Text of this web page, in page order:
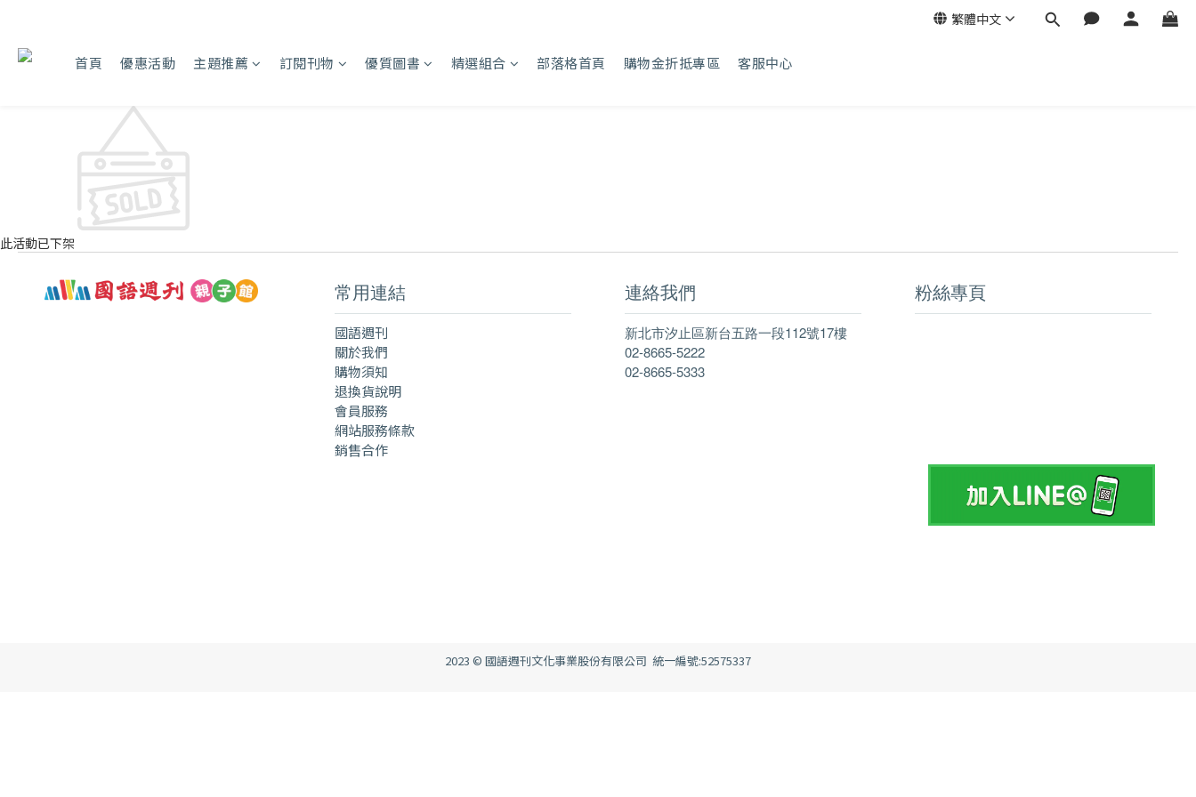
繁體中文
首頁 優惠活動 主題推薦 訂閱刊物 優質圖書 精選組合 部落格首頁 購物金折抵專區 客服中心
此活動已下架
常用連結
國語週刊
關於我們
購物須知
退換貨說明
會員服務
網站服務條款
銷售合作
連絡我們
新北市汐止區新台五路一段112號17樓
02-8665-5222
02-8665-5333
粉絲專頁
2023 © 國語週刊文化事業股份有限公司 統一編號:52575337